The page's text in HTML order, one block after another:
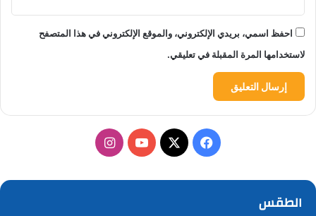
احفظ اسمي، بريدي الإلكتروني، والموقع الإلكتروني في هذا المتصفح
لاستخدامها المرة المقبلة في تعليقي.
فيسبوك
‫X
‫YouTubeانستقرام
الطقس